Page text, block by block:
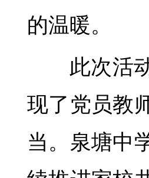
的温暖。
此次活
现了党员教
当。泉塘中